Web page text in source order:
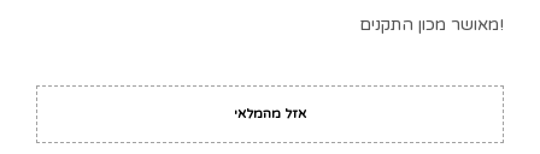
מאושר מכון התקנים!
אזל מהמלאי